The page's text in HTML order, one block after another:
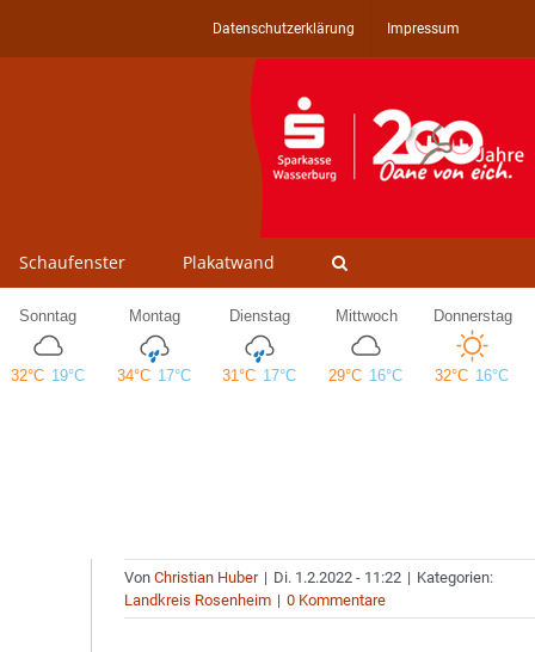
Datenschutzerklärung Impressum
Schaufenster Plakatwand
VonChristian Huber | Di. 1.2.2022 - 11:22 | Kategorien:
Landkreis Rosenheim | 0 Kommentare